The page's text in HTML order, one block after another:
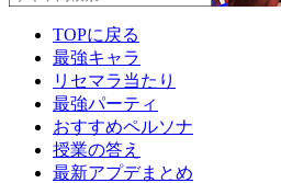
TOPに戻る
最強キャラ
リセマラ当たり
最強パーティ
おすすめペルソナ
授業の答え
最新アプデまとめ